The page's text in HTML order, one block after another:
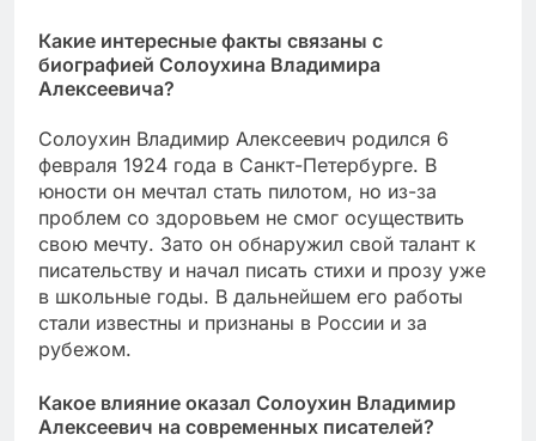
Какие интересные факты связаны с
биографией Солоухина Владимира
Алексеевича?
Солоухин Владимир Алексеевич родился 6
февраля 1924 года в Санкт-Петербурге. В
юности он мечтал стать пилотом, но из-за
проблем со здоровьем не смог осуществить
свою мечту. Зато он обнаружил свой талант к
писательству и начал писать стихи и прозу уже
в школьные годы. В дальнейшем его работы
стали известны и признаны в России и за
рубежом.
Какое влияние оказал Солоухин Владимир
Алексеевич на современных писателей?